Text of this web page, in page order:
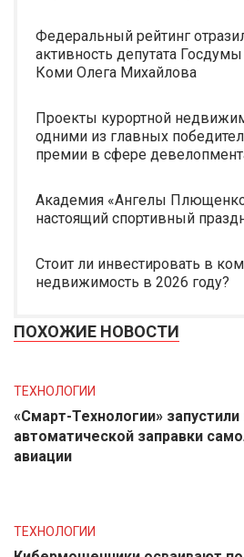
Федеральный рейтинг
активность депутата
Коми Олега Михайлова
Проекты курортной
одними из главных
премии в сфере
Академия «Ангелы
настоящий спортивный
Стоит ли инвестировать в
недвижимость в 2026 году?
ПОХОЖИЕ НОВОСТИ
ТЕХНОЛОГИИ
«Смарт-Технологии»
автоматической заправки
авиации
ТЕХНОЛОГИИ